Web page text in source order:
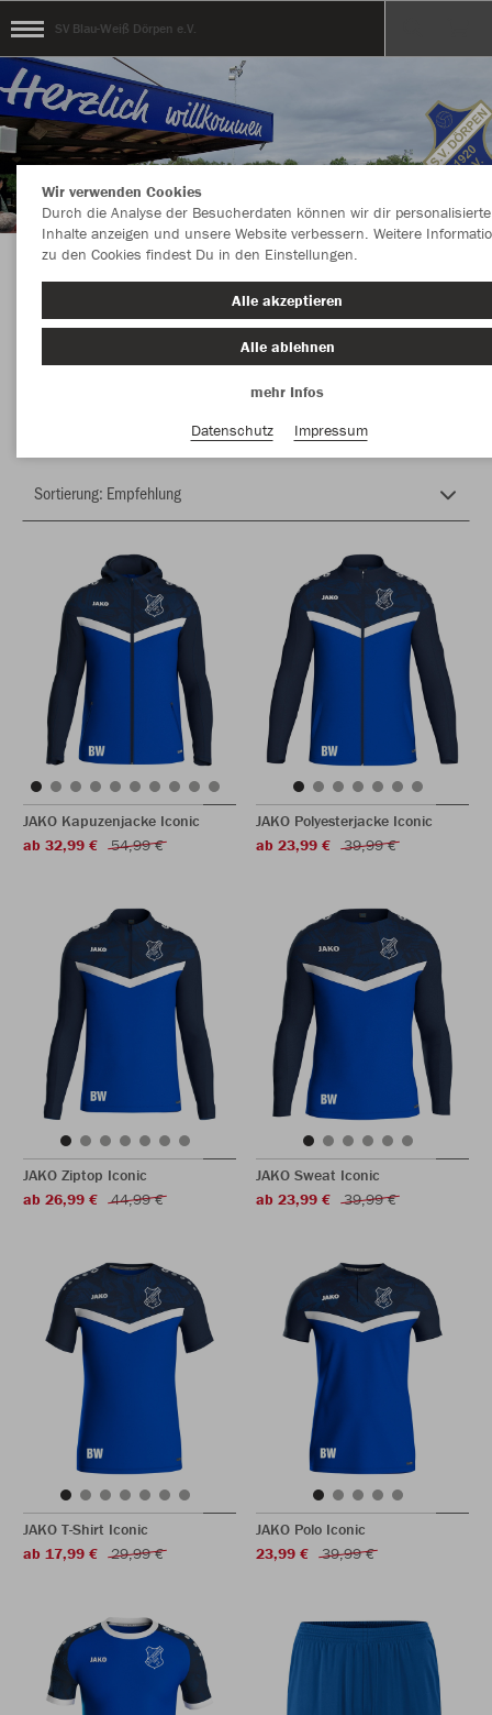
SV Blau-Weiß Dörpen e.V.
Herzlich Willkommen im Teamshop SV Blau-
Weiß Dörpen e.V.
JAKO Kapuzenjacke Iconic
ab 32,99 €
54,99 €
JAKO Polyesterjacke Iconic
ab 23,99 €
39,99 €
JAKO Ziptop Iconic
ab 26,99 €
44,99 €
JAKO Sweat Iconic
ab 23,99 €
39,99 €
JAKO T-Shirt Iconic
ab 17,99 €
29,99 €
JAKO Polo Iconic
23,99 €
39,99 €
Wir verwenden Cookies
Durch die Analyse der Besucherdaten können wir dir personalisierte
Inhalte anzeigen und unsere Website verbessern. Weitere
zu den Cookies findest Du in den Einstellungen.
Alle akzeptieren
Alle ablehnen
mehr Infos
Datenschutz
Impressum